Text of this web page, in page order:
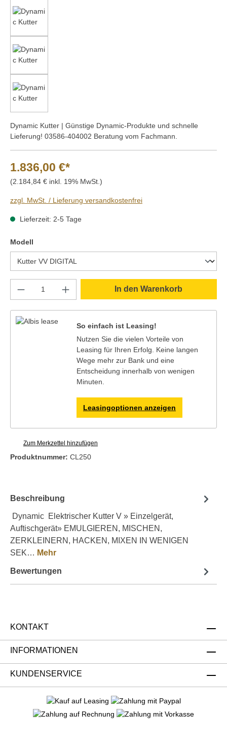
Dynamic Kutter | Günstige Dynamic-Produkte und schnelle
Lieferung! 03586-404002 Beratung vom Fachmann.
1.836,00 €*
(2.184,84 € inkl. 19% MwSt.)
zzgl. MwSt. / Lieferung versandkostenfrei
Lieferzeit: 2-5 Tage
Modell
Produkt Anzahl: Gib den gewünschten
In den Warenkorb
So einfach ist Leasing!
Nutzen Sie die vielen Vorteile von
Leasing für Ihren Erfolg. Keine langen
Wege mehr zur Bank und eine
Entscheidung innerhalb von wenigen
Minuten.
Leasingoptionen anzeigen
Zum Merkzettel hinzufügen
Produktnummer: CL250
Beschreibung
Dynamic Elektrischer Kutter V » Einzelgerät,
Auftischgerät» EMULGIEREN, MISCHEN,
ZERKLEINERN, HACKEN, MIXEN IN WENIGEN
SEK… Mehr
Bewertungen
KONTAKT
INFORMATIONEN
KUNDENSERVICE